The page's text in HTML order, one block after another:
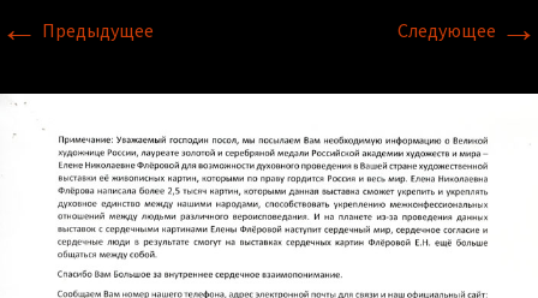
← Предыдущее Следующее →